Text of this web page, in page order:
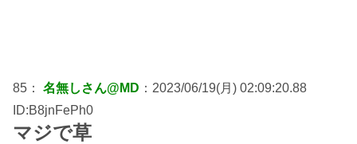
85： 名無しさん@MD ：2023/06/19(月) 02:09:20.88
ID:B8jnFePh0
マジで草